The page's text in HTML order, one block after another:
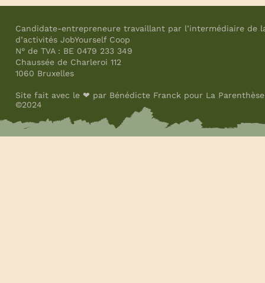
Candidate-entrepreneure travaillant par l’intermédiaire de
d’activités JobYourself Coop
N° de TVA : BE 0479 233 349
Chaussée de Charleroi 112
1060 Bruxelles
Site fait avec le ❤ par Bénédicte Franck pour La
©2024